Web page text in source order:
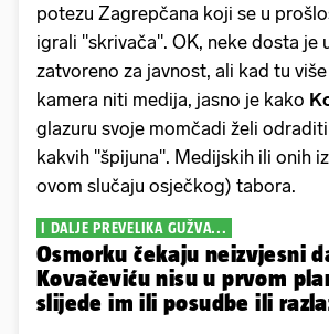
potezu Zagrepčana koji se u
igrali "skrivača". OK, neke dosta je
zatvoreno za javnost, ali kad tu
kamera niti medija, jasno je kako
glazuru svoje momčadi želi
kakvih "špijuna". Medijskih ili onih
ovom slučaju osječkog) tabora.
I DALJE PREVELIKA GUŽVA...
Osmorku čekaju neizvjesni
Kovačeviću nisu u prvom
slijede im ili posudbe ili